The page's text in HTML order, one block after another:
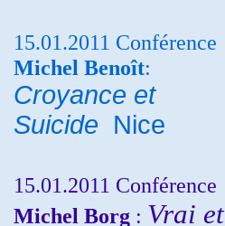
15.01.2011 Conférence
Michel Benoît:
Croyance et
Suicide Nice
15.01.2011 Conférence
Michel Borg : Vrai et